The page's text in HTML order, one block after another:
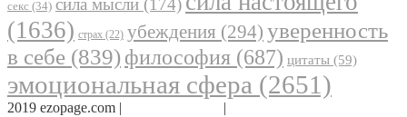
секс (34) сила мысли (174)
(1636) страх (22) убеждения (294) уверенность
в себе (839) философия (687) цитаты (59)
эмоциональная сфера (2651)
2019 ezopage.com | |